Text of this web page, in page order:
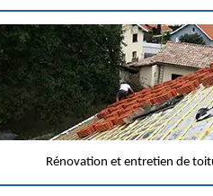
Rénovation et entretien de